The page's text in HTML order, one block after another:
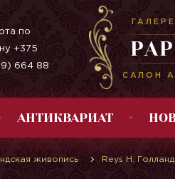
САЛОН
по
+375
664 88
АНТИКВАРИАТ
живопись Reys H.